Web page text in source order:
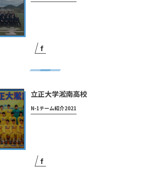
立正大学淞南高校
N-1チーム紹介2021